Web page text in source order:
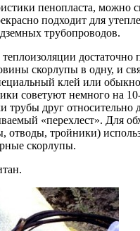
пенопласта, можно
подходит для
трубопроводов.
достаточно
скорлупы в одну, и
клей или
советуют немного на
трубы друг относительно
«перехлест». Для
отводы, тройники)
скорлупы.